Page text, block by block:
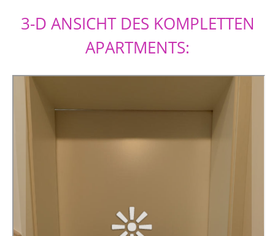
3-D ANSICHT DES KOMPLETTEN
APARTMENTS: